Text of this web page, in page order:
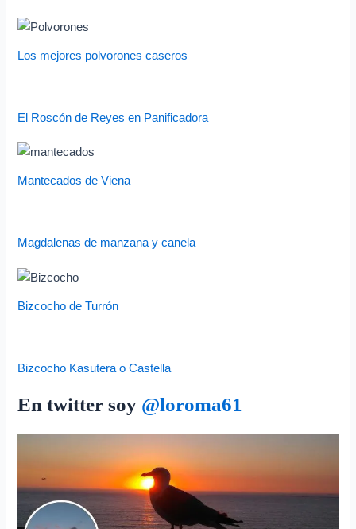
Los mejores polvorones caseros
El Roscón de Reyes en Panificadora
Mantecados de Viena
Magdalenas de manzana y canela
Bizcocho de Turrón
Bizcocho Kasutera o Castella
En twitter soy @loroma61